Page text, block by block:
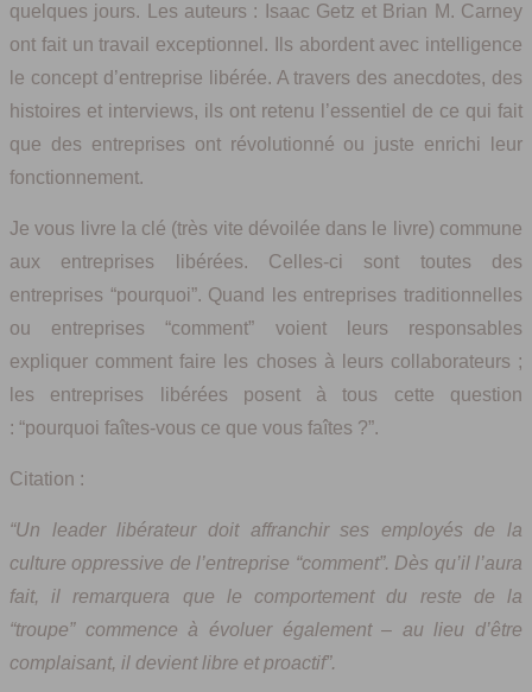
quelques jours. Les auteurs : Isaac Getz et Brian M. Carney
ont fait un travail exceptionnel. Ils abordent avec intelligence
le concept d’entreprise libérée. A travers des anecdotes, des
histoires et interviews, ils ont retenu l’essentiel de ce qui fait
que des entreprises ont révolutionné ou juste enrichi leur
fonctionnement.
Je vous livre la clé (très vite dévoilée dans le livre) commune
aux entreprises libérées. Celles-ci sont toutes des
entreprises “pourquoi”. Quand les entreprises traditionnelles
ou entreprises “comment” voient leurs responsables
expliquer comment faire les choses à leurs collaborateurs ;
les entreprises libérées posent à tous cette question
: “pourquoi faîtes-vous ce que vous faîtes ?”.
Citation :
“Un leader libérateur doit affranchir ses employés de la
culture oppressive de l’entreprise “comment”. Dès qu’il l’aura
fait, il remarquera que le comportement du reste de la
“troupe” commence à évoluer également – au lieu d’être
complaisant, il devient libre et proactif”.